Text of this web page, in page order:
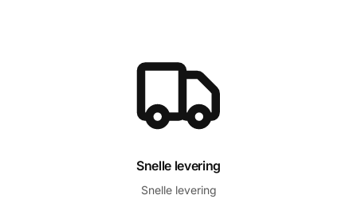
Snelle levering
Snelle levering